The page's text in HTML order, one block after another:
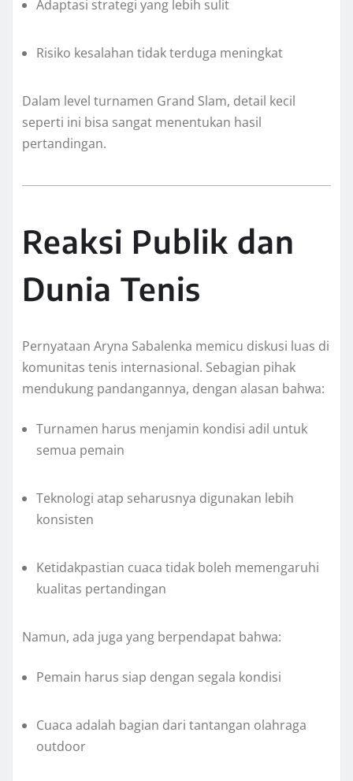
Adaptasi strategi yang lebih sulit
Risiko kesalahan tidak terduga meningkat
Dalam level turnamen Grand Slam, detail kecil
seperti ini bisa sangat menentukan hasil
pertandingan.
Reaksi Publik dan
Dunia Tenis
Pernyataan Aryna Sabalenka memicu diskusi luas di
komunitas tenis internasional. Sebagian pihak
mendukung pandangannya, dengan alasan bahwa:
Turnamen harus menjamin kondisi adil untuk
semua pemain
Teknologi atap seharusnya digunakan lebih
konsisten
Ketidakpastian cuaca tidak boleh memengaruhi
kualitas pertandingan
Namun, ada juga yang berpendapat bahwa:
Pemain harus siap dengan segala kondisi
Cuaca adalah bagian dari tantangan olahraga
outdoor